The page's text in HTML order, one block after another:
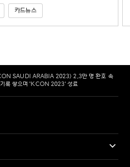
카드뉴스
SAUDI ARABIA 2023> 2.3만 명 환호 속
록 쌓으며 'KCON 2023' 성료